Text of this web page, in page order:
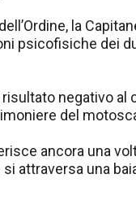
la
psicofisiche dei
negativo
del
ancora una
attraversa una